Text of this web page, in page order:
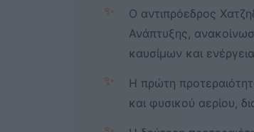
✨
Ο αντιπρόεδρος
Ανάπτυξης,
καυσίμων και
✨
Η πρώτη
και φυσικού αερίου,